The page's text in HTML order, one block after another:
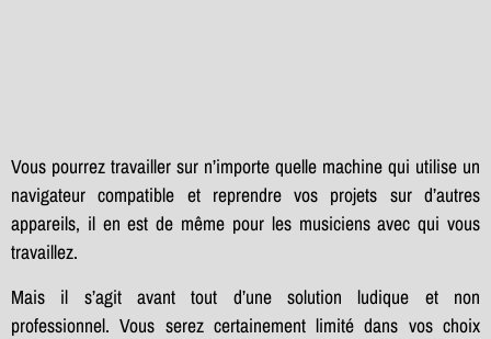
Vous pourrez travailler sur n’importe quelle machine qui utilise un
navigateur compatible et reprendre vos projets sur d’autres
appareils, il en est de même pour les musiciens avec qui vous
travaillez.
Mais il s’agit avant tout d’une solution ludique et non
professionnel. Vous serez certainement limité dans vos choix